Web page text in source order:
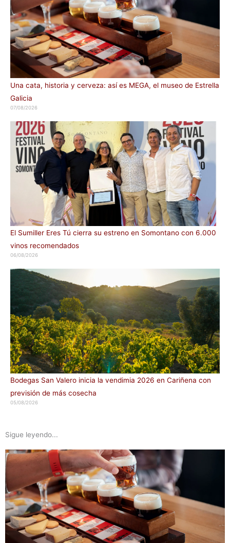
Una cata, historia y cerveza: así es MEGA, el museo de Estrella
Galicia
07/08/2026
El Sumiller Eres Tú cierra su estreno en Somontano con 6.000
vinos recomendados
06/08/2026
Bodegas San Valero inicia la vendimia 2026 en Cariñena con
previsión de más cosecha
05/08/2026
Sigue leyendo...